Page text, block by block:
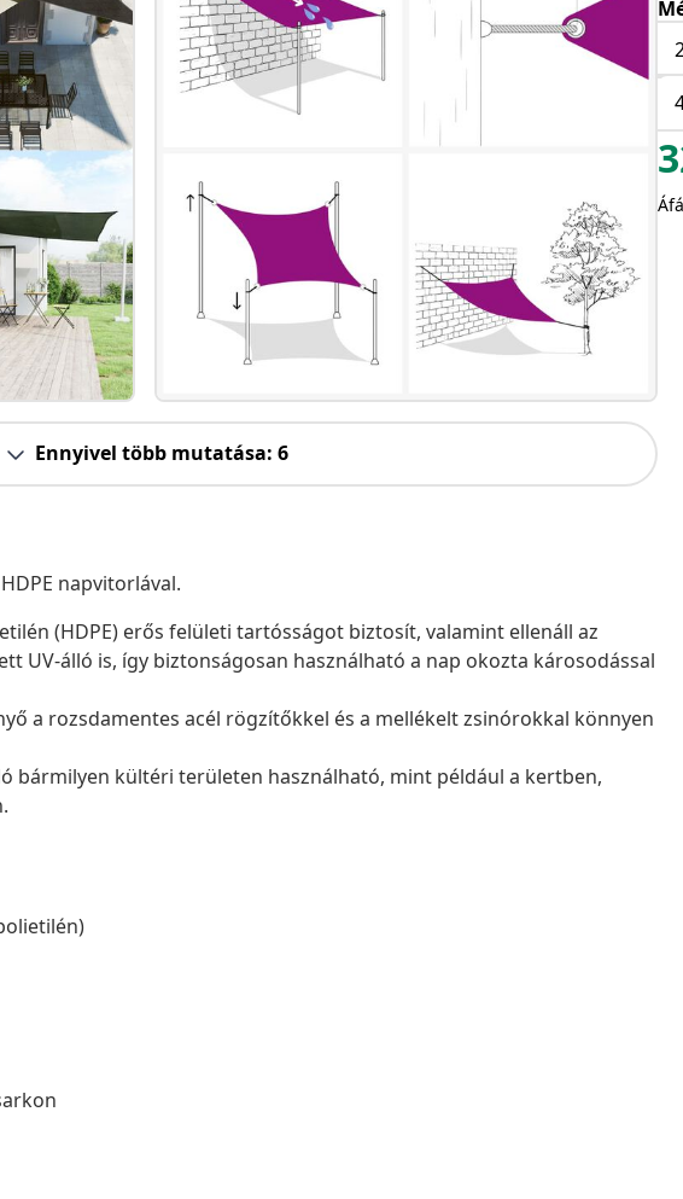
Ennyivel több mutatása: 6
napvitorlával.
(HDPE) erős felületi tartósságot biztosít, valamint ellenáll az
UV-álló is, így biztonságosan használható a nap okozta károsodással
a rozsdamentes acél rögzítőkkel és a mellékelt zsinórokkal könnyen
bármilyen kültéri területen használható, mint például a kertben,